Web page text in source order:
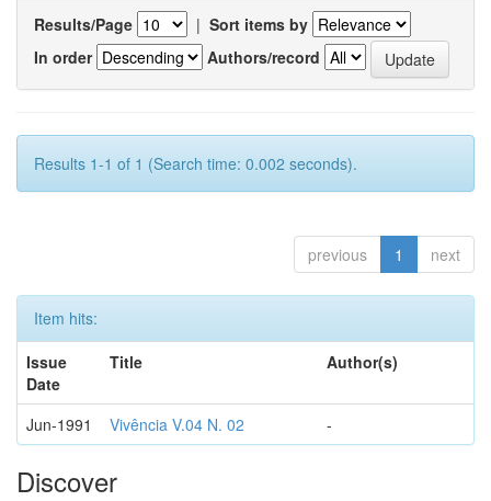
Results/Page | Sort items by
In order
Authors/record
Results 1-1 of 1 (Search time: 0.002 seconds).
previous 1 next
Item hits:
Issue
Date
Title Author(s)
Jun-1991 Vivência V.04 N. 02 -
Discover